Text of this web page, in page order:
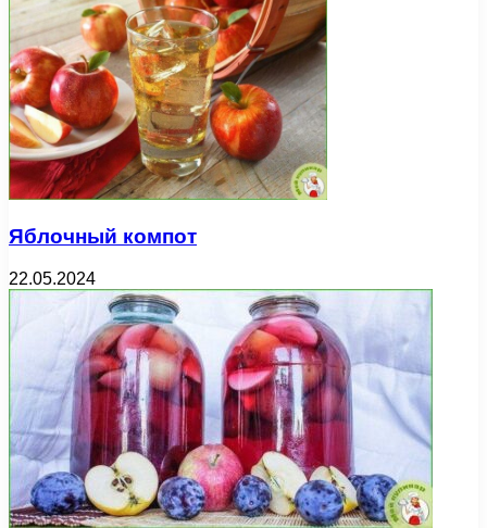
Яблочный компот
22.05.2024